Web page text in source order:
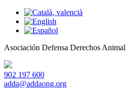
Asociación Defensa Derechos Animal
902 197 600
adda@addaong.org